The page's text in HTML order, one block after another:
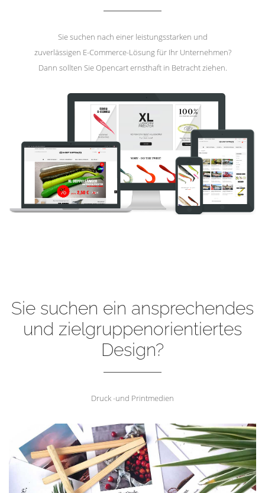
Sie suchen nach einer leistungsstarken und
zuverlässigen E-Commerce-Lösung für Ihr Unternehmen?
Dann sollten Sie Opencart ernsthaft in Betracht ziehen.
Sie suchen ein ansprechendes
und zielgruppenorientiertes
Design?
Druck -und Printmedien